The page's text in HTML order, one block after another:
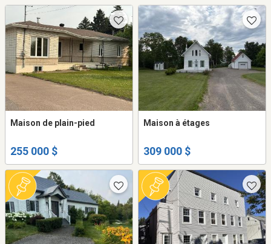
Maison de plain-pied
255 000 $
Maison à étages
309 000 $